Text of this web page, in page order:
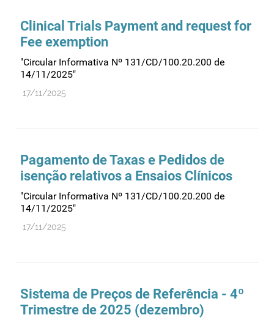
Clinical Trials Payment and request for
Fee exemption
"Circular Informativa Nº 131/CD/100.20.200 de
14/11/2025"
17/11/2025
Pagamento de Taxas e Pedidos de
isenção relativos a Ensaios Clínicos
"Circular Informativa Nº 131/CD/100.20.200 de
14/11/2025"
17/11/2025
Sistema de Preços de Referência - 4º
Trimestre de 2025 (dezembro)